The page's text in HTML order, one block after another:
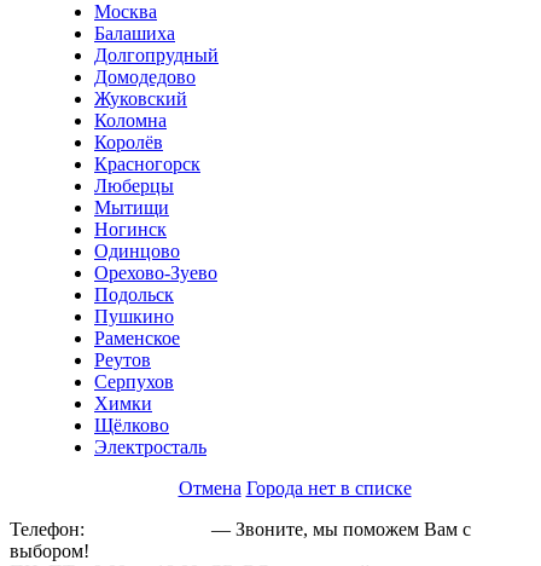
Москва
Балашиха
Долгопрудный
Домодедово
Жуковский
Коломна
Королёв
Красногорск
Люберцы
Мытищи
Ногинск
Одинцово
Орехово-Зуево
Подольск
Пушкино
Раменское
Реутов
Серпухов
Химки
Щёлково
Электросталь
Отмена Города нет в списке
Телефон:
— Звоните, мы поможем Вам с
выбором!